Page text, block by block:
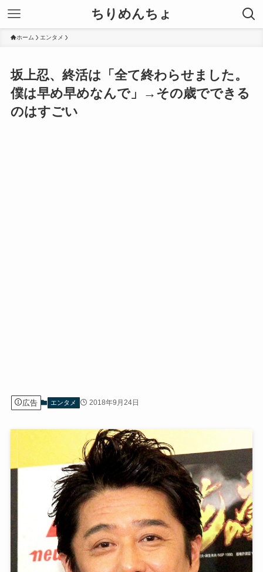
ちりめんちょ
ホーム エンタメ
坂上忍、終活は「全て終わらせました。
僕は早め早めなんで」→その歳でできる
のはすごい
広告 エンタメ 2018年9月24日